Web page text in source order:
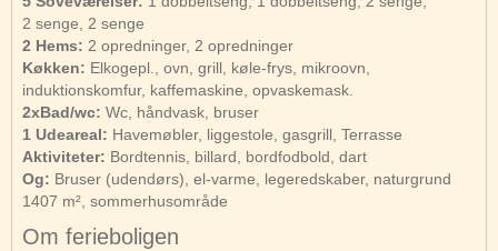
2 senge, 2 senge
2 Hems: 2 opredninger, 2 opredninger
Køkken: Elkogepl., ovn, grill, køle-frys, mikroovn,
induktionskomfur, kaffemaskine, opvaskemask.
2xBad/wc: Wc, håndvask, bruser
1 Udeareal: Havemøbler, liggestole, gasgrill, Terrasse
Aktiviteter: Bordtennis, billard, bordfodbold, dart
Og: Bruser (udendørs), el-varme, legeredskaber, naturgrund
1407 m², sommerhusområde
Om ferieboligen